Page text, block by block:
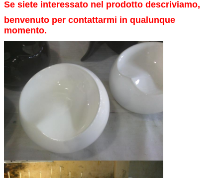
Se siete interessato nel prodotto descriviamo,
benvenuto per contattarmi in qualunque
momento.